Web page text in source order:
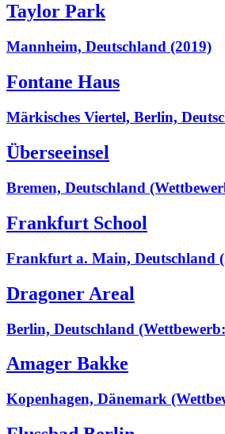
Taylor Park
Mannheim, Deutschland (2019)
Fontane Haus
Märkisches Viertel, Berlin,
Überseeinsel
Bremen, Deutschland
Frankfurt School
Frankfurt a. Main, Deutschland
Dragoner Areal
Berlin, Deutschland
Amager Bakke
Kopenhagen, Dänemark